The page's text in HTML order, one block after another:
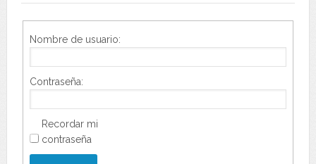
Nombre de usuario:
Contraseña:
Recordar mi
contraseña